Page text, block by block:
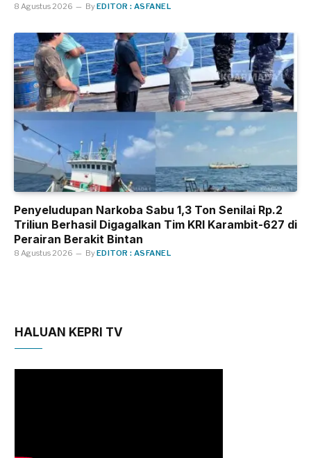
8 Agustus 2026 ByEDITOR : ASFANEL
Penyeludupan Narkoba Sabu 1,3 Ton Senilai Rp.2
Triliun Berhasil Digagalkan Tim KRI Karambit-627 di
Perairan Berakit Bintan
8 Agustus 2026 ByEDITOR : ASFANEL
HALUAN KEPRI TV